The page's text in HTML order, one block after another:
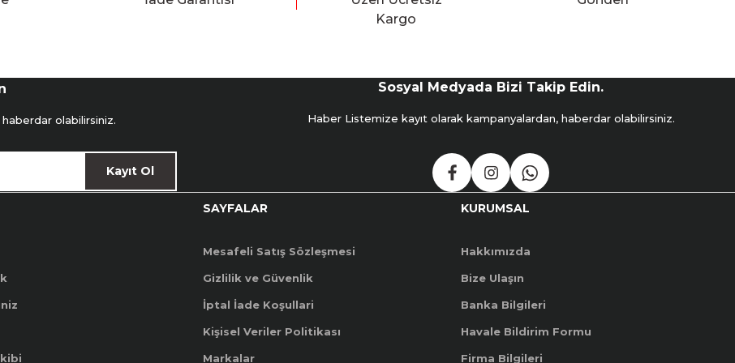
Kargo
olabilirsiniz.
Kayıt Ol
Sosyal Medyada Bizi Takip Edin.
Haber Listemize kayıt olarak kampanyalardan, haberdar olabilirsiniz.
SAYFALAR
Mesafeli Satış Sözleşmesi
Gizlilik ve Güvenlik
İptal İade Koşullari
Kişisel Veriler Politikası
Markalar
KURUMSAL
Hakkımızda
Bize Ulaşın
Banka Bilgileri
Havale Bildirim Formu
Firma Bilgileri